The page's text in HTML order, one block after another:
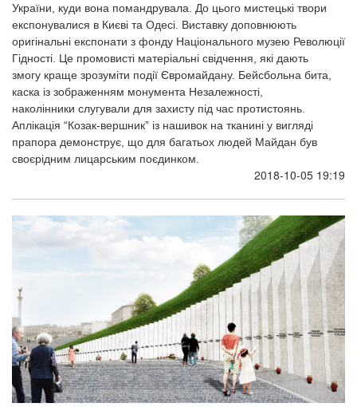
України, куди вона помандрувала. До цього мистецькі твори
експонувалися в Києві та Одесі. Виставку доповнюють
оригінальні експонати з фонду Національного музею Революції
Гідності. Це промовисті матеріальні свідчення, які дають
змогу краще зрозуміти події Євромайдану. Бейсбольна бита,
каска із зображенням монумента Незалежності,
наколінники слугували для захисту під час протистоянь.
Аплікація “Козак-вершник” із нашивок на тканині у вигляді
прапора демонструє, що для багатьох людей Майдан був
своєрідним лицарським поєдинком.
2018-10-05 19:19